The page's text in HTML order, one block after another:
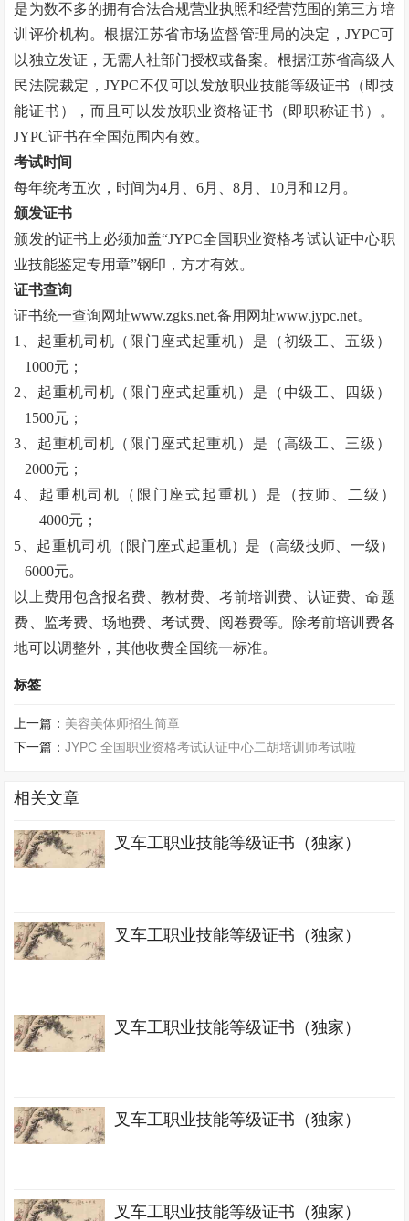
是为数不多的拥有合法合规营业执照和经营范围的第三方培
训评价机构。根据江苏省市场监督管理局的决定，JYPC可
以独立发证，无需人社部门授权或备案。根据江苏省高级人
民法院裁定，JYPC不仅可以发放职业技能等级证书（即技
能证书），而且可以发放职业资格证书（即职称证书）。
JYPC证书在全国范围内有效。
考试时间
每年统考五次，时间为4月、6月、8月、10月和12月。
颁发证书
颁发的证书上必须加盖“JYPC全国职业资格考试认证中心职
业技能鉴定专用章”钢印，方才有效。
证书查询
证书统一查询网址www.zgks.net,备用网址www.jypc.net。
1、起重机司机（限门座式起重机）是（初级工、五级）
1000元；
2、起重机司机（限门座式起重机）是（中级工、四级）
1500元；
3、起重机司机（限门座式起重机）是（高级工、三级）
2000元；
4、起重机司机（限门座式起重机）是（技师、二级）
4000元；
5、起重机司机（限门座式起重机）是（高级技师、一级）
6000元。
以上费用包含报名费、教材费、考前培训费、认证费、命题
费、监考费、场地费、考试费、阅卷费等。除考前培训费各
地可以调整外，其他收费全国统一标准。
标签
上一篇： 美容美体师招生简章
下一篇：JYPC 全国职业资格考试认证中心二胡培训师考试啦
相关文章
叉车工职业技能等级证书（独家）
叉车工职业技能等级证书（独家）
叉车工职业技能等级证书（独家）
叉车工职业技能等级证书（独家）
叉车工职业技能等级证书（独家）